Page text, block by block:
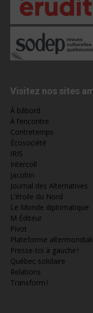
Visitez nos sites
À bâbord
À l’encontre
Contretemps
Écosociété
IRIS
Intercoll
Jacobin
Journal des Alternatives
L’étoile du Nord
Le Monde diplomatique
M Éditeur
Pivot
Plateforme
Presse-toi à gauche !
Québec solidaire
Relations
Transform !